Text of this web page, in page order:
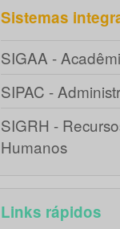
Sistemas
SIGAA -
SIPAC -
SIGRH -
Humanos
Links rápidos